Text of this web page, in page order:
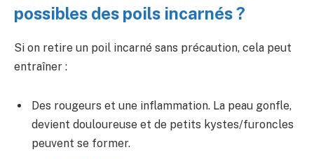
possibles des poils incarnés ?
Si on retire un poil incarné sans précaution, cela peut
entraîner :
Des rougeurs et une inflammation. La peau gonfle,
devient douloureuse et de petits kystes/furoncles
peuvent se former.